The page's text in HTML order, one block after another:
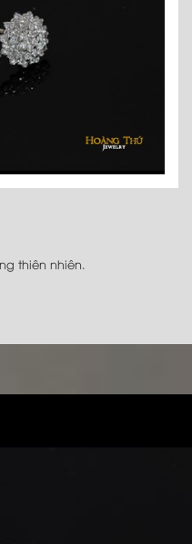
thiên nhiên.